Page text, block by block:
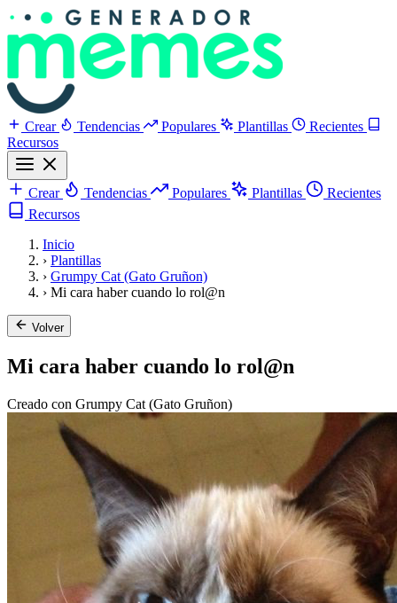
Crear Tendencias Populares Plantillas
Recientes
Recursos
Crear Tendencias Populares Plantillas
Recientes
Recursos
Inicio
› Plantillas
› Grumpy Cat (Gato Gruñon)
› Mi cara haber cuando lo rol@n
Volver
Mi cara haber cuando lo rol@n
Creado con Grumpy Cat (Gato Gruñon)